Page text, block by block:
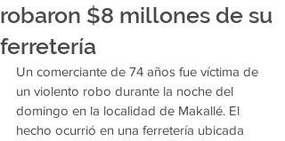
robaron $8 millones de su
ferretería
Un comerciante de 74 años fue víctima de
un violento robo durante la noche del
domingo en la localidad de Makallé. El
hecho ocurrió en una ferretería ubicada